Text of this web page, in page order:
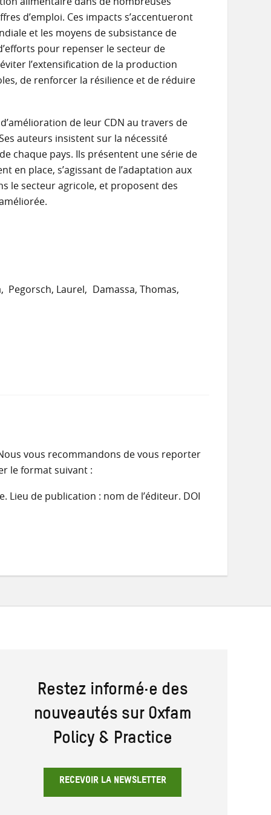
d’emploi. Ces impacts s’accentueront
et les moyens de subsistance de
pour repenser le secteur de
l’extensification de la production
de renforcer la résilience et de réduire
de leur CDN au travers de
auteurs insistent sur la nécessité
chaque pays. Ils présentent une série de
en place, s’agissant de l’adaptation aux
le secteur agricole, et proposent des
Pegorsch, Laurel
Damassa, Thomas
vous recommandons de vous reporter
le format suivant :
Lieu de publication : nom de l’éditeur. DOI
Restez informé·e des
nouveautés sur Oxfam
Policy & Practice
RECEVOIR LA NEWSLETTER